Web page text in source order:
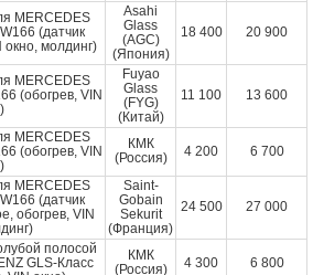
MERCEDES
(датчик
окно, молдинг)
Asahi
Glass
(AGC)
(Япония)
18 400 20 900
MERCEDES
(обогрев, VIN
Fuyao
Glass
(FYG)
(Китай)
11 100 13 600
MERCEDES
(обогрев, VIN
КМК
(Россия)
4 200 6 700
MERCEDES
(датчик
обогрев, VIN
Saint-
Gobain
Sekurit
(Франция)
24 500 27 000
полосой
GLS-Класс
КМК
(Россия)
4 300 6 800